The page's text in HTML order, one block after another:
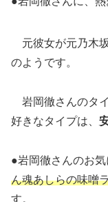
元彼女が元乃木
のようです。
岩岡徹さんのタ
好きなタイプは、
●岩岡徹さんのお気
ん魂あしらの味噌
す。